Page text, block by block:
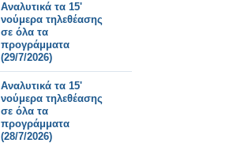
Αναλυτικά τα 15'
νούμερα τηλεθέασης
σε όλα τα
προγράμματα
(29/7/2026)
Αναλυτικά τα 15'
νούμερα τηλεθέασης
σε όλα τα
προγράμματα
(28/7/2026)